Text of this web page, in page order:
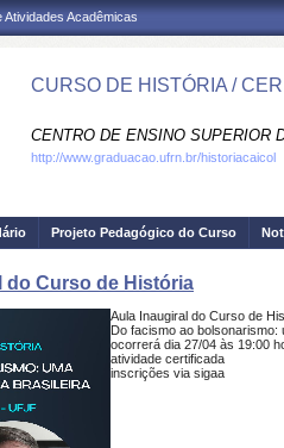
Acadêmicas
CURSO DE HISTÓRIA /
CENTRO DE ENSINO SUPERIOR
http://www.graduacao.ufrn.br/historiacaicol
Projeto Pedagógico do Curso
do Curso de História
Aula Inaugiral do Curso de
Do facismo ao bolsonarismo:
ocorrerá dia 27/04 às 19:00
atividade certificada
inscrições via sigaa